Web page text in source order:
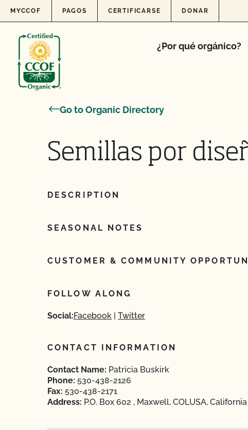
Skip to content
MYCCOF PAGOS CERTIFICARSE DONAR
¿Por qué orgánico?
Go to Organic Directory
Semillas por
DESCRIPTION
SEASONAL NOTES
CUSTOMER & COMMUNITY
FOLLOW ALONG
Social:Facebook Twitter
CONTACT INFORMATION
Contact Name: Patricia Buskirk
Phone: 530-438-2126
Fax: 530-438-2171
Address: P.O. Box 602 , Maxwell, COLUSA,